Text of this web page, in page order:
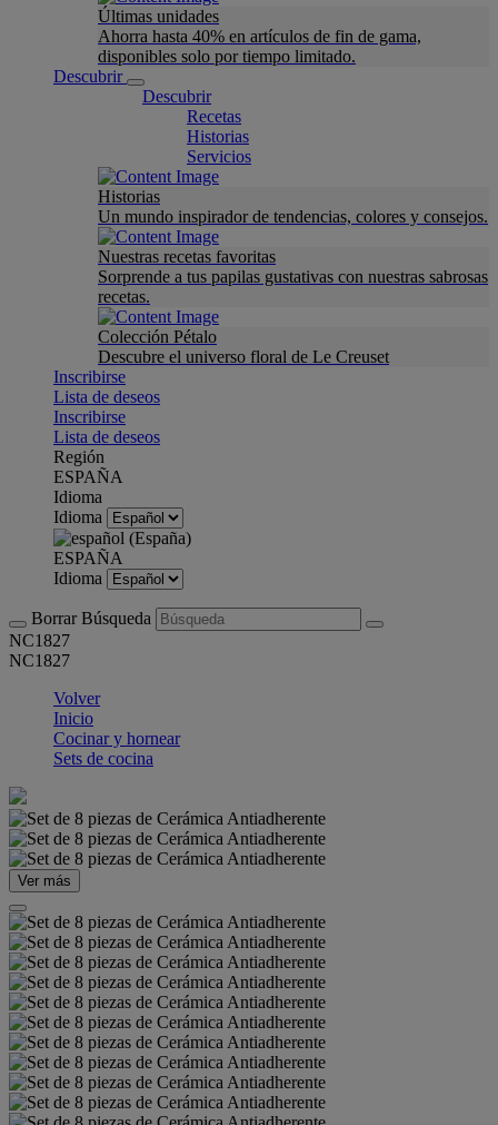
Últimas unidades
Ahorra hasta 40% en artículos de fin de gama,
disponibles solo por tiempo limitado.
Descubrir
Descubrir
Recetas
Historias
Servicios
Historias
Un mundo inspirador de tendencias, colores y consejos.
Nuestras recetas favoritas
Sorprende a tus papilas gustativas con nuestras sabrosas
recetas.
Colección Pétalo
Descubre el universo floral de Le Creuset
Inscribirse
Lista de deseos
Inscribirse
Lista de deseos
Región
ESPAÑA
Idioma
Idioma
ESPAÑA
Idioma
Borrar Búsqueda
NC1827
NC1827
Volver
Inicio
Cocinar y hornear
Sets de cocina
Ver más